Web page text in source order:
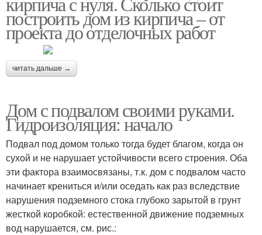
построить дом из кирпича – от
проекта до отделочных работ
читать дальше →
Дом с подвалом своими руками.
Гидроизоляция: начало
Подвал под домом только тогда будет благом, когда он
сухой и не нарушает устойчивости всего строения. Оба
эти фактора взаимосвязаны, т.к. дом с подвалом часто
начинает крениться и/или оседать как раз вследствие
нарушения подземного стока глубоко зарытой в грунт
жесткой коробкой: естественной движение подземных
вод нарушается, см. рис.: